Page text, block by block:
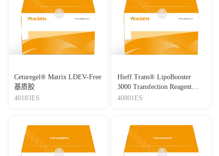
Ceturegel® Matrix LDEV-Free
基质胶
40183ES
Hieff Trans® LipoBooster
3000 Transfection Reagent
Lipo3000转染试剂
40801ES